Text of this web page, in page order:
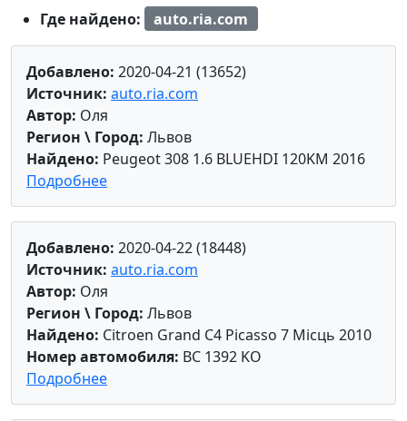
Где найдено:
auto.ria.com
Добавлено: 2020-04-21 (13652)
Источник: auto.ria.com
Автор: Оля
Регион \ Город: Львов
Найдено: Peugeot 308 1.6 BLUEHDI 120KM 2016
Подробнее
Добавлено: 2020-04-22 (18448)
Источник: auto.ria.com
Автор: Оля
Регион \ Город: Львов
Найдено: Citroen Grand C4 Picasso 7 Місць 2010
Номер автомобиля: BC 1392 KO
Подробнее